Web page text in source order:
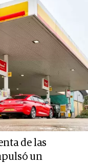
de las
un